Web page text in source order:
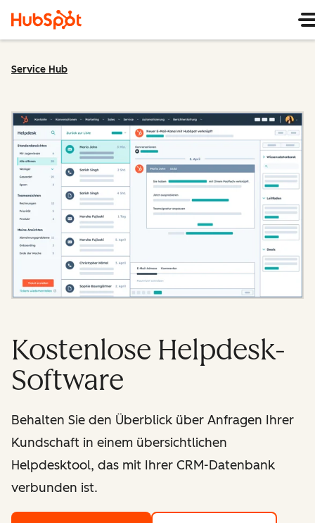
Service Hub
Kostenlose Helpdesk-
Software
Behalten Sie den Überblick über Anfragen Ihrer
Kundschaft in einem übersichtlichen
Helpdesktool, das mit Ihrer CRM-Datenbank
verbunden ist.